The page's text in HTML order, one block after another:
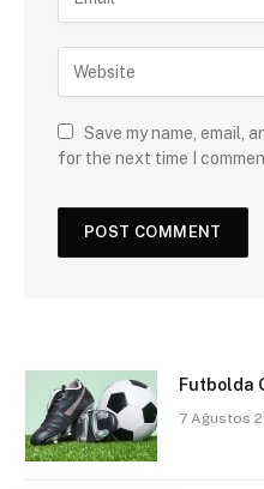
Save my name, email,
for the next time I
Futbolda
7 Ağustos